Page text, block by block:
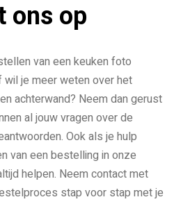
ons op
van een keuken foto
je meer weten over het
achterwand? Neem dan gerust
al jouw vragen over de
Ook als je hulp
van een bestelling in onze
helpen. Neem contact met
stap voor stap met je